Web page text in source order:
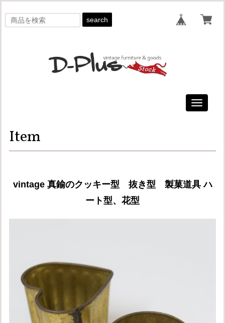
search
Toggle
Item
vintage 真鍮のクッキー型 抜き型 製菓道具 ハ
ート型、花型